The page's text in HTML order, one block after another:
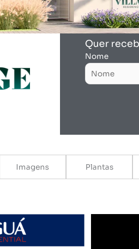
Quer
Nome
Imagens Plantas